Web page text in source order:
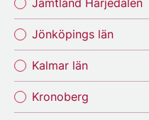
Jämtland Härjedalen
Jönköpings län
Kalmar län
Kronoberg